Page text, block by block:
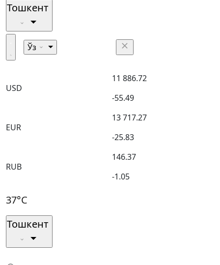
Тошкент
Ўз
USD
11 886.72
-55.49
EUR
13 717.27
-25.83
RUB
146.37
-1.05
37°C
Тошкент